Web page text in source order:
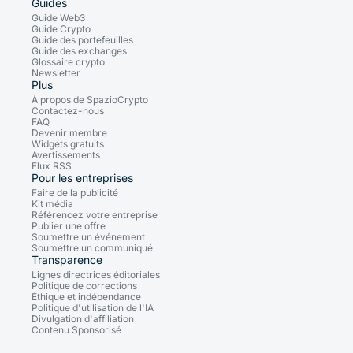
Guides
Guide Web3
Guide Crypto
Guide des portefeuilles
Guide des exchanges
Glossaire crypto
Newsletter
Plus
À propos de SpazioCrypto
Contactez-nous
FAQ
Devenir membre
Widgets gratuits
Avertissements
Flux RSS
Pour les entreprises
Faire de la publicité
Kit média
Référencez votre entreprise
Publier une offre
Soumettre un événement
Soumettre un communiqué
Transparence
Lignes directrices éditoriales
Politique de corrections
Éthique et indépendance
Politique d'utilisation de l'IA
Divulgation d'affiliation
Contenu Sponsorisé